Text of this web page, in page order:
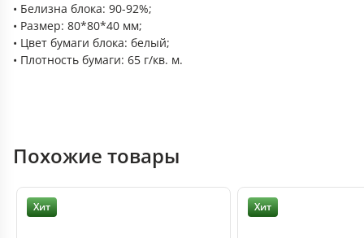
• Белизна блока: 90-92%;
• Размер: 80*80*40 мм;
• Цвет бумаги блока: белый;
• Плотность бумаги: 65 г/кв. м.
Похожие товары
Хит Хит